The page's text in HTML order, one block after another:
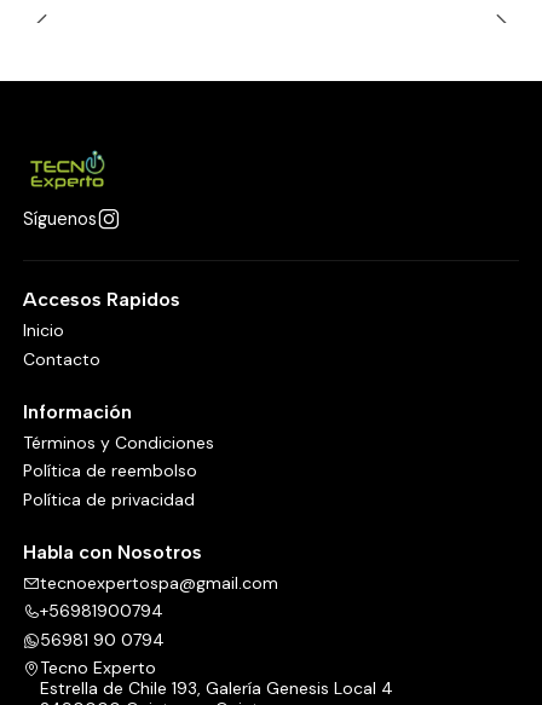
Síguenos
Accesos Rapidos
Inicio
Contacto
Información
Términos y Condiciones
Política de reembolso
Política de privacidad
Habla con Nosotros
tecnoexpertospa@gmail.com
+56981900794
56981 90 0794
Tecno Experto
Estrella de Chile 193, Galería Genesis Local 4